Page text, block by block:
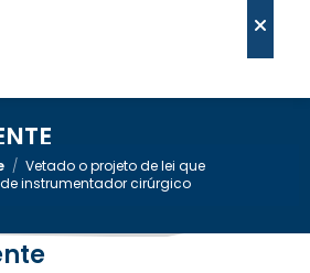
/ Vetado o projeto de lei que
instrumentador cirúrgico